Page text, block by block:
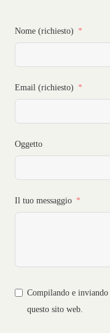
Nome (richiesto)
Email (richiesto)
Oggetto
Il tuo messaggio
Compilando e
questo sito web.